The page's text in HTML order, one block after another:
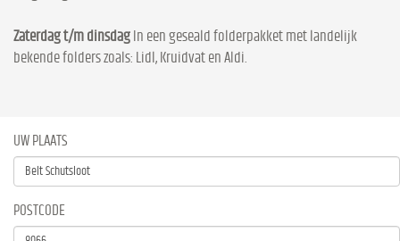
Zaterdag t/m dinsdag In een geseald folderpakket met landelijk
bekende folders zoals: Lidl, Kruidvat en Aldi.
UW PLAATS
POSTCODE